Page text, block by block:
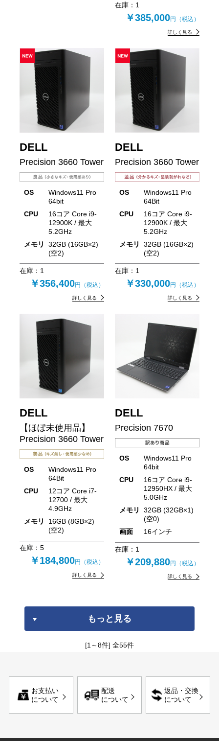
在庫： 1
￥385,000円（税込）
詳しく見る
DELL
Precision 3660 Tower
OS
Windows11 Pro
64bit
CPU
16コア Core i9-
12900K / 最大
5.2GHz
メモリ
32GB (16GB×2)
(空2)
在庫： 1
￥356,400円（税込）
詳しく見る
DELL
Precision 3660 Tower
OS
Windows11 Pro
64Bit
CPU
16コア Core i9-
12900K / 最大
5.2GHz
メモリ
32GB (16GB×2)
(空2)
在庫： 1
￥330,000円（税込）
詳しく見る
DELL
【ほぼ未使用品】
Precision 3660 Tower
OS
Windows11 Pro
64Bit
CPU
12コア Core i7-
12700 / 最大
4.9GHz
メモリ
16GB (8GB×2)
(空2)
在庫： 5
￥184,800円（税込）
詳しく見る
DELL
Precision 7670
OS
Windows11 Pro
64bit
CPU
16コア Core i9-
12950HX / 最大
5.0GHz
メモリ
32GB (32GB×1)
(空0)
画面
16インチ
在庫： 1
￥209,880円（税込）
詳しく見る
もっと見る
[1～8件] 全55件
お支払い
について
配送
について
返品・交換
について